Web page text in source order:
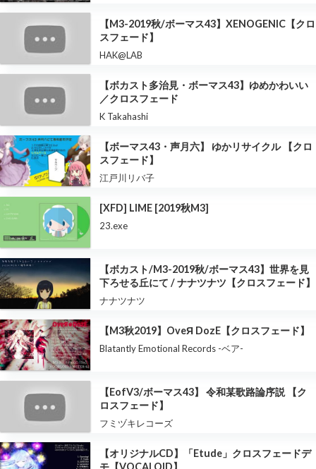
【M3-2019秋/ボーマス43】XENOGENIC【クロ
スフェード】
HAK@LAB
【ボカスト多治見・ボーマス43】ゆめかわいい
／クロスフェード
K Takahashi
【ボーマス43・声月六】 ゆかリサイクル 【クロ
スフェード】
江戸川リバ子
[XFD] LIME [2019秋M3]
23.exe
【ボカスト/M3-2019秋/ボーマス43】世界を見
下ろせる丘にて / ナナツナツ【クロスフェード】
ナナツナツ
【M3秋2019】OveЯ DozE【クロスフェード】
Blatantly Emotional Records -ベア-
【EofV3/ボーマス43】 令和某歌路論序説 【ク
ロスフェード】
フミヅキレコーズ
【オリジナルCD】「Etude」クロスフェードデ
モ【VOCALOID】